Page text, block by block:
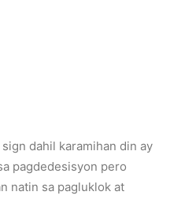
dahil karamihan din ay
pagdedesisyon pero
natin sa pagluklok at